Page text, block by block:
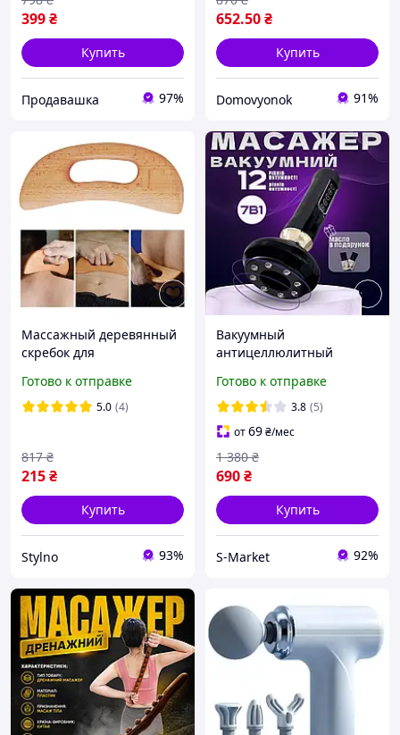
399₴
Купить
Продавашка 97%
652.50₴
Купить
Domovyonok 91%
Массажный деревянный
скребок для
массажа. Гуаша для
живота, ног и спины из
Готово к отправке
5.0 (4)
215₴
817 ₴
Купить
Stylno 93%
Вакуумный
антицеллюлитный
инфракрасным
подогревом для тела 12
режимов от целлюлита
портативный
Готово к отправке
3.8 (5)
от69₴/мес
690₴
1 380 ₴
Купить
S-Market 92%